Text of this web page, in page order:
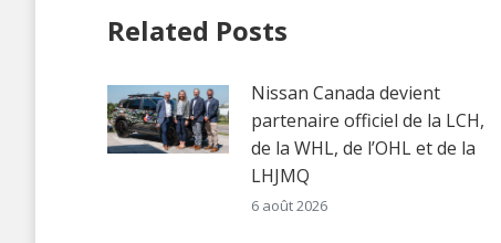
Related Posts
Nissan Canada devient
partenaire officiel de la LCH,
de la WHL, de l’OHL et de la
LHJMQ
6 août 2026